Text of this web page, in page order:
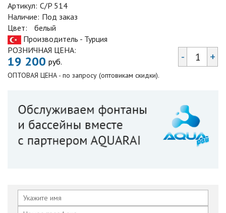
Артикул: C/P 514
Наличие: Под заказ
Цвет:
белый
Производитель - Турция
РОЗНИЧНАЯ ЦЕНА:
19 200 руб.
ОПТОВАЯ ЦЕНА - по запросу (оптовикам скидки).
- +